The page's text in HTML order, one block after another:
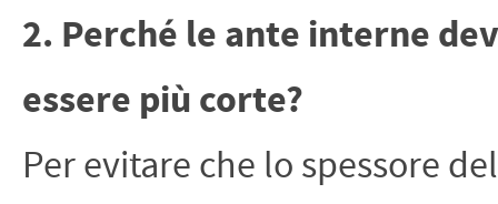
2. Perché le ante interne
essere più corte?
Per evitare che lo spessore